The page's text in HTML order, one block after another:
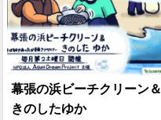
幕張の浜ビーチクリーン＆
きのしたゆか